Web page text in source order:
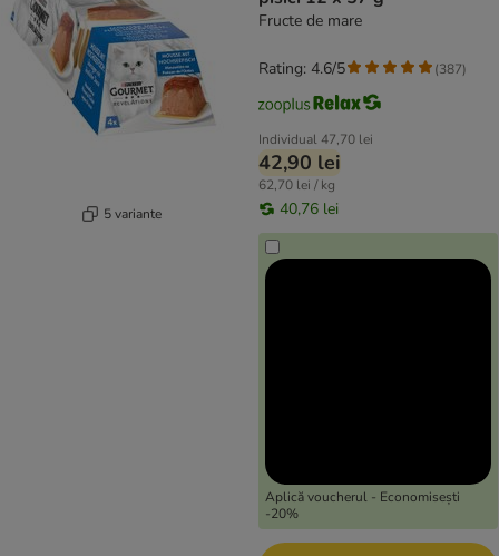
5 variante
Fructe de mare
Individual47,70 lei
42,90 lei
62,70 lei / kg
40,76 lei
Aplică voucherul - Economisești
-20%
Rating: 4.6/5 (387)